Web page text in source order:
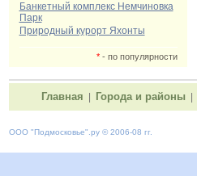
Банкетный комплекс Немчиновка
Парк
Природный курорт Яхонты
*- по популярности
Главная Города и районы
ООО "Подмосковье" .ру © 2006-08 гг.